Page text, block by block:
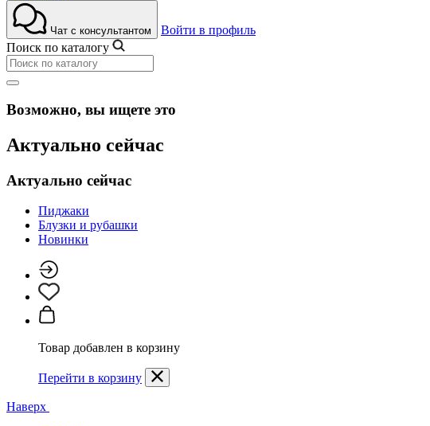
Чат с консультантом
Войти в профиль
Поиск по каталогу
Возможно, вы ищете это
Актуально сейчас
Актуально сейчас
Пиджаки
Блузки и рубашки
Новинки
Товар добавлен в корзину
Перейти в корзину
Наверх